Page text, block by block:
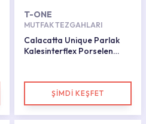
T-ONE
MUTFAK TEZGAHLARI
Calacatta Unique Parlak
Kalesinterflex Porselen
ŞİMDİ KEŞFET